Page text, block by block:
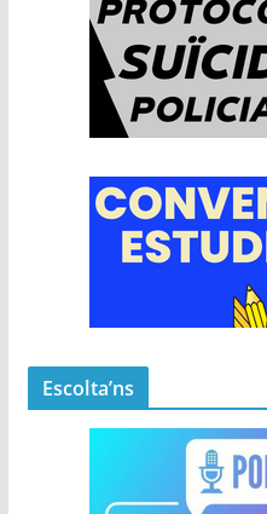
Escolta’ns